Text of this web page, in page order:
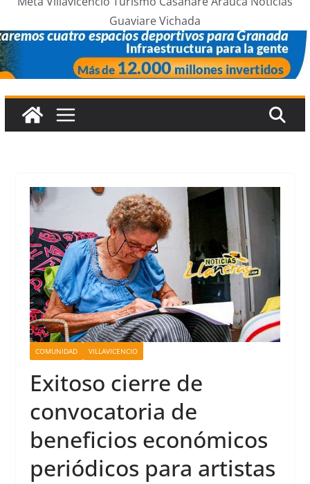
Guaviare Vichada
COMUNIDAD VILLAVICENCIO
Exitoso cierre de
convocatoria de
beneficios económicos
periódicos para artistas